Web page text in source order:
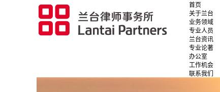
首页
关于兰台
业务领域
专业人员
兰台资讯
专业论著
办公室
工作机会
联系我们